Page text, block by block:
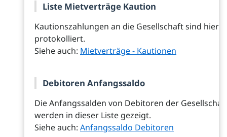
Liste Mietverträge Kaution
Kautionszahlungen an die Gesellschaft sind hier
protokolliert.
Siehe auch: Mietverträge - Kautionen
Debitoren Anfangssaldo
Die Anfangssalden von Debitoren der
werden in dieser Liste gezeigt.
Siehe auch: Anfangssaldo Debitoren